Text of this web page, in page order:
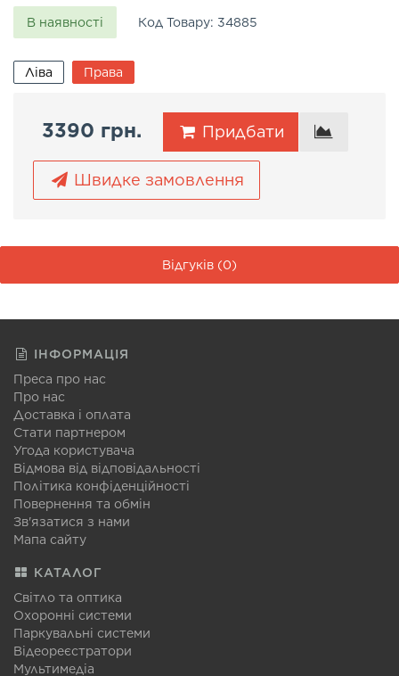
В наявності Код Товару: 34885
Ліва Права
3390 грн. Придбати
Швидке замовлення
Відгуків (0)
ІНФОРМАЦІЯ
Преса про нас
Про нас
Доставка і оплата
Стати партнером
Угода користувача
Відмова від відповідальності
Політика конфіденційності
Повернення та обмін
Зв'язатися з нами
Мапа сайту
КАТАЛОГ
Світло та оптика
Охоронні системи
Паркувальні системи
Відеореєстратори
Мультимедіа